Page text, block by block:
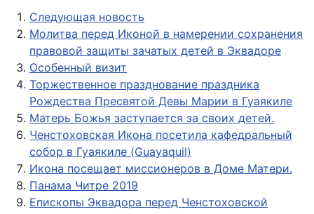
Следующая новость
Молитва перед Иконой в намерении сохранения
правовой защиты зачатых детей в Эквадоре
Особенный визит
Торжественное празднование праздника
Рождества Пресвятой Девы Марии в Гуаякиле
Матерь Божья заступается за своих детей.
Ченстоховская Икона посетила кафедральный
собор в Гуаякиле (Guayaquil)
Икона посещает миссионеров в Доме Матери.
Панама Читре 2019
Епископы Эквадора перед Ченстоховской